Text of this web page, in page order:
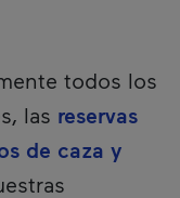
todos los
las reservas
de caza y